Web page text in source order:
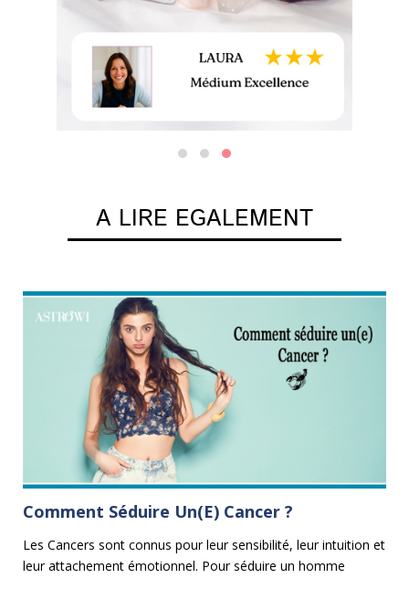
A LIRE EGALEMENT
Comment Séduire Un(e) Cancer ?
Les Cancers sont connus pour leur sensibilité, leur intuition et
leur attachement émotionnel. Pour séduire un homme